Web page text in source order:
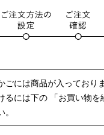
ごには商品が入っており
るには下の 「お買い物を